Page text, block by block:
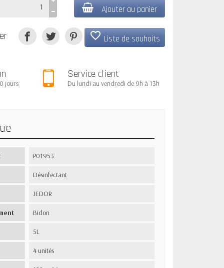
Ajouter au panier
favorite_border Liste de souhaits
jours
Service client
Du lundi au vendredi de 9h à 13h
P01953
Désinfectant
JEDOR
Bidon
5L
4 unités